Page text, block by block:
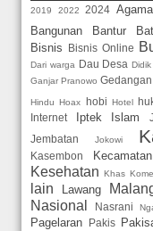
2019 2022 2024 Agama
Bangunan Bantur
Bisnis Bisnis Online
Dari warga Dau Desa
Ganjar Pranowo Gedangan
Hindu Hoax hobi Hotel
Internet Iptek Islam
Jembatan
Jokowi
Kasembon
Kecamatan
Kesehatan Khas
lain
Lawang
Nasional Nasrani
Pagelaran Pakis